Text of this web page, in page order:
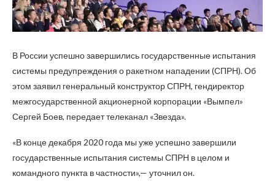
В России успешно завершились государственные испытания
системы предупреждения о ракетном нападении (СПРН). Об
этом заявил генеральный конструктор СПРН, гендиректор
межгосударственной акционерной корпорации «Вымпел»
Сергей Боев, передает телеканал «Звезда».
«В конце декабря 2020 года мы уже успешно завершили
государственные испытания системы СПРН в целом и
командного пункта в частности»,— уточнил он.